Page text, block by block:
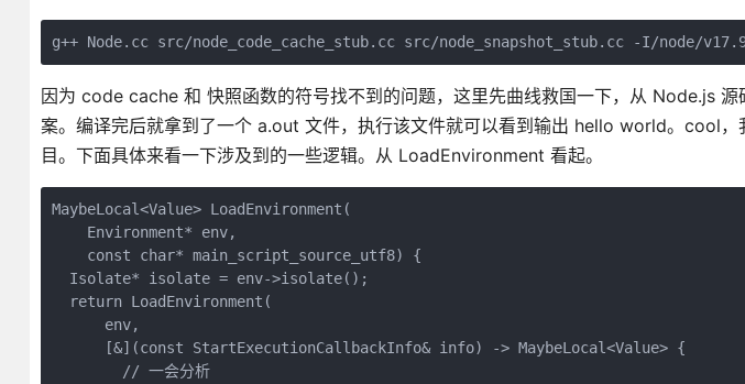
g++ Node.cc src/node_code_cache_stub.cc src/node_snapshot_stub.cc
因为 code cache 和 快照函数的符号找不到的问题，这里先曲线救国一下，从 Node.js
案。编译完后就拿到了一个 a.out 文件，执行该文件就可以看到输出 hello world。cool
目。下面具体来看一下涉及到的一些逻辑。从 LoadEnvironment 看起。
MaybeLocal<Value> LoadEnvironment(
    Environment* env,
    const char* main_script_source_utf8) {
  Isolate* isolate = env->isolate();
  return LoadEnvironment(
      env,
      [&](const StartExecutionCallbackInfo& info) -> MaybeLocal<Value> {
        // 一会分析